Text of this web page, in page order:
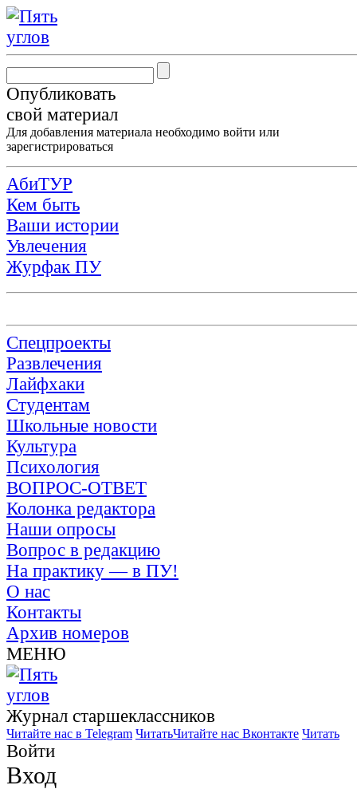
Опубликовать
свой материал
Для добавления материала необходимо войти или
зарегистрироваться
АбиТУР
Кем быть
Ваши истории
Увлечения
Журфак ПУ
Спецпроекты
Развлечения
Лайфхаки
Студентам
Школьные новости
Культура
Психология
ВОПРОС-ОТВЕТ
Колонка редактора
Наши опросы
Вопрос в редакцию
На практику — в ПУ!
О нас
Контакты
Архив номеров
МЕНЮ
Журнал старшекласcников
Читайте нас в Telegram ЧитатьЧитайте нас Вконтакте Читать
Войти
Вход